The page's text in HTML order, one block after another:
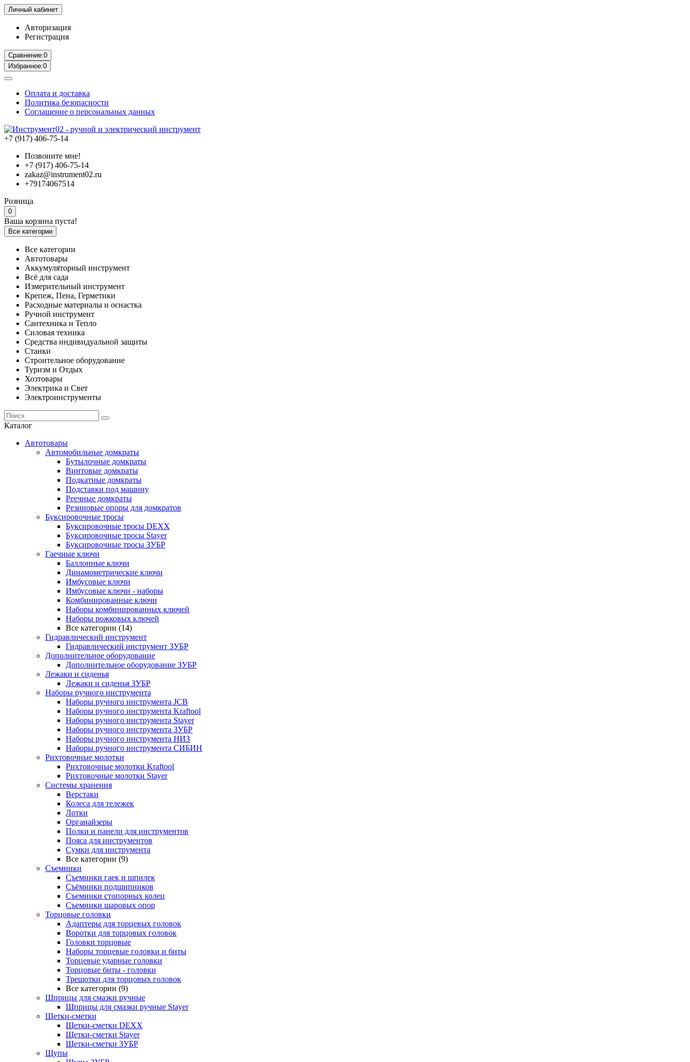
Личный кабинет
Авторизация
Регистрация
Сравнение:0
Избранное:0
Оплата и доставка
Политика безопасности
Соглашение о персональных данных
+7 (917) 406-75-14
Позвоните мне!
+7 (917) 406-75-14
zakaz@instrument02.ru
+79174067514
Розница
0
Ваша корзина пуста!
Все категории
Все категории
Автотовары
Аккумуляторный инструмент
Всё для сада
Измерительный инструмент
Крепеж, Пена, Герметики
Расходные материалы и оснастка
Ручной инструмент
Сантехника и Тепло
Силовая техника
Средства индивидуальной защиты
Станки
Строительное оборудование
Туризм и Отдых
Хозтовары
Электрика и Свет
Электроинструменты
Каталог
Автотовары
Автомобильные домкраты
Бутылочные домкраты
Винтовые домкраты
Подкатные домкраты
Подставки под машину
Реечные домкраты
Резиновые опоры для домкратов
Буксировочные тросы
Буксировочные тросы DEXX
Буксировочные тросы Stayer
Буксировочные тросы ЗУБР
Гаечные ключи
Баллонные ключи
Динамометрические ключи
Имбусовые ключи
Имбусовые ключи - наборы
Комбинированные ключи
Наборы комбинированных ключей
Наборы рожковых ключей
Все категории (14)
Гидравлический инструмент
Гидравлический инструмент ЗУБР
Дополнительное оборудование
Дополнительное оборудование ЗУБР
Лежаки и сиденья
Лежаки и сиденья ЗУБР
Наборы ручного инструмента
Наборы ручного инструмента JCB
Наборы ручного инструмента Kraftool
Наборы ручного инструмента Stayer
Наборы ручного инструмента ЗУБР
Наборы ручного инструмента НИЗ
Наборы ручного инструмента СИБИН
Рихтовочные молотки
Рихтовочные молотки Kraftool
Рихтовочные молотки Stayer
Системы хранения
Верстаки
Колеса для тележек
Лотки
Органайзеры
Полки и панели для инструментов
Пояса для инструментов
Сумки для инструмента
Все категории (9)
Съемники
Съемники гаек и шпилек
Съёмники подшипников
Съемники стопорных колец
Съемники шаровых опор
Торцовые головки
Адаптеры для торцевых головок
Воротки для торцовых головок
Головки торцовые
Наборы торцевые головки и биты
Торцевые ударные головки
Торцовые биты - головки
Трещотки для торцовых головок
Все категории (9)
Шприцы для смазки ручные
Шприцы для смазки ручные Stayer
Щетки-сметки
Щетки-сметки DEXX
Щетки-сметки Stayer
Щетки-сметки ЗУБР
Щупы